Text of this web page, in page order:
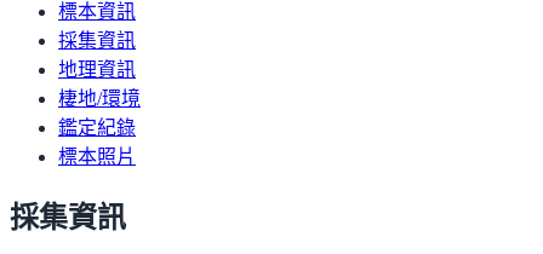
標本資訊
採集資訊
地理資訊
棲地/環境
鑑定紀錄
標本照片
採集資訊